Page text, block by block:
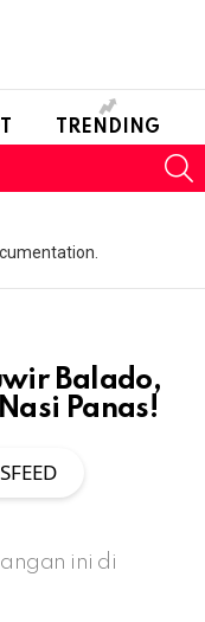
TRENDING
Balado,
Panas!
ini di